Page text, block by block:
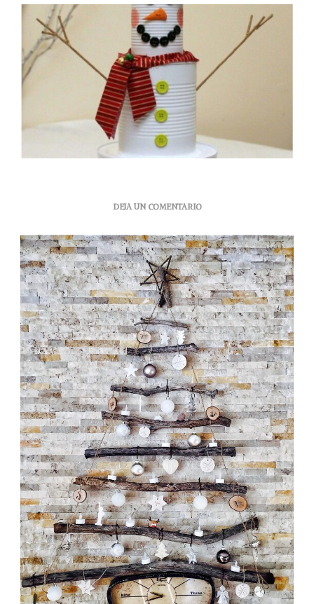
DEJA UN COMENTARIOEN
IDEAS
PARA
TENER
UNA
NAVIDAD
SUSTENTABLE!